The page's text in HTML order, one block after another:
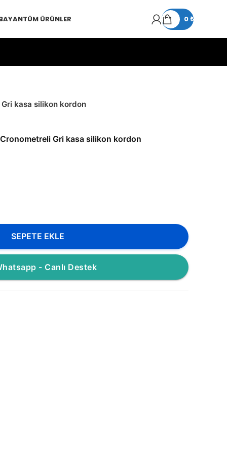
TÜM ÜRÜNLER 0₺
kasa silikon kordon
Gri kasa silikon kordon
SEPETE EKLE
- Canlı Destek